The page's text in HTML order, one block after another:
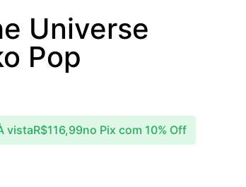
Universe
Pop
vistaR$116,99no Pix com 10% Off